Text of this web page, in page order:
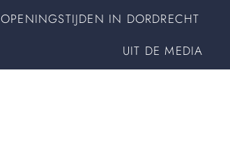
OPENINGSTIJDEN IN DORDRECHT
UIT DE MEDIA